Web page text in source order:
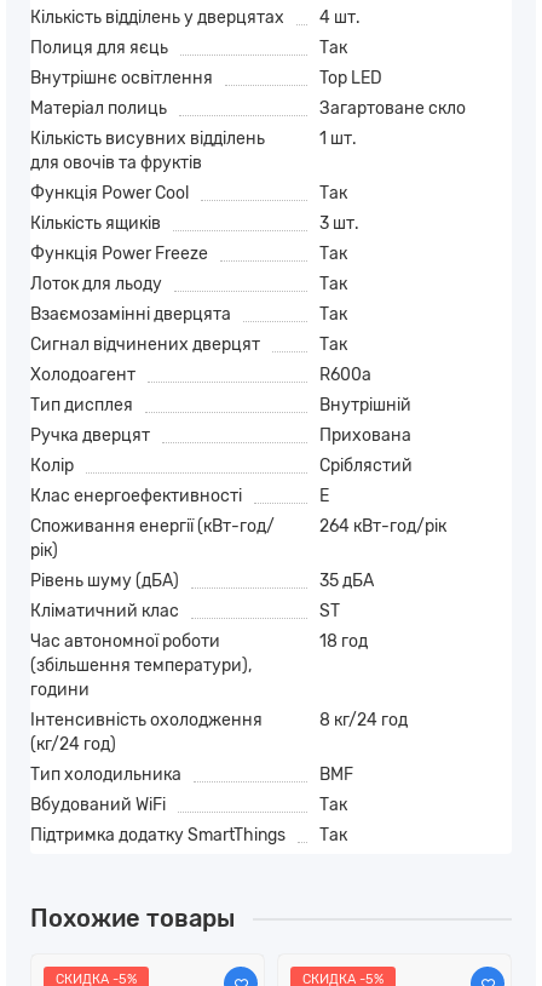
Кількість відділень у дверцятах
4 шт.
Полиця для яєць
Так
Внутрішнє освітлення
Top LED
Матеріал полиць
Загартоване скло
Кількість висувних відділень
для овочів та фруктів
1 шт.
Функція Power Cool
Так
Кількість ящиків
3 шт.
Функція Power Freeze
Так
Лоток для льоду
Так
Взаємозамінні дверцята
Так
Сигнал відчинених дверцят
Так
Холодоагент
R600a
Тип дисплея
Внутрішній
Ручка дверцят
Прихована
Колір
Сріблястий
Клас енергоефективності
E
Споживання енергії (кВт-год/
рік)
264 кВт-год/рік
Рівень шуму (дБА)
35 дБА
Кліматичний клас
ST
Час автономної роботи
(збільшення температури),
години
18 год
Інтенсивність охолодження
(кг/24 год)
8 кг/24 год
Тип холодильника
BMF
Вбудований WiFi
Так
Підтримка додатку SmartThings
Так
Похожие товары
СКИДКА -5% СКИДКА -5%